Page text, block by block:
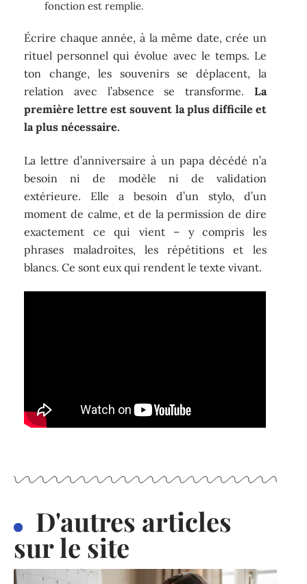
fonction est remplie.
Écrire chaque année, à la même date, crée un
rituel personnel qui évolue avec le temps. Le
ton change, les souvenirs se déplacent, la
relation avec l’absence se transforme. La
première lettre est souvent la plus difficile et
la plus nécessaire.
La lettre d’anniversaire à un papa décédé n’a
besoin ni de modèle ni de validation
extérieure. Elle a besoin d’un stylo, d’un
moment de calme, et de la permission de dire
exactement ce qui vient – y compris les
phrases maladroites, les répétitions et les
blancs. Ce sont eux qui rendent le texte vivant.
D'autres articles
sur le site